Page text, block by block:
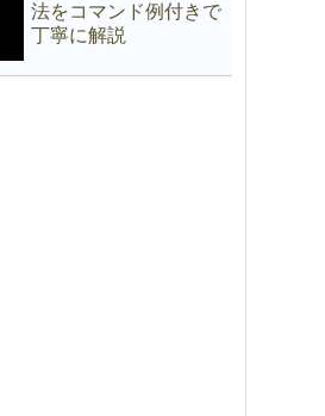
法をコマンド例付きで
丁寧に解説